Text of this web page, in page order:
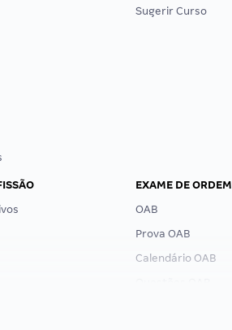
Sugerir Curso
EXAME DE ORDEM
OAB
Prova OAB
Calendário OAB